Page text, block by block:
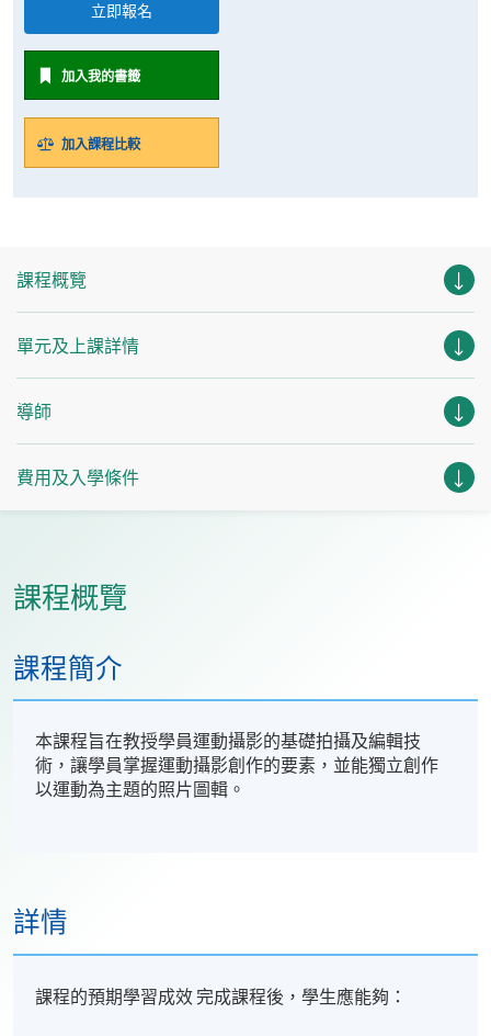
立即報名
加入我的書籤
加入課程比較
課程概覽
單元及上課詳情
導師
費用及入學條件
課程概覽
課程簡介
本課程旨在教授學員運動攝影的基礎拍攝及編輯技
術，讓學員掌握運動攝影創作的要素，並能獨立創作
以運動為主題的照片圖輯。
詳情
課程的預期學習成效 完成課程後，學生應能夠：